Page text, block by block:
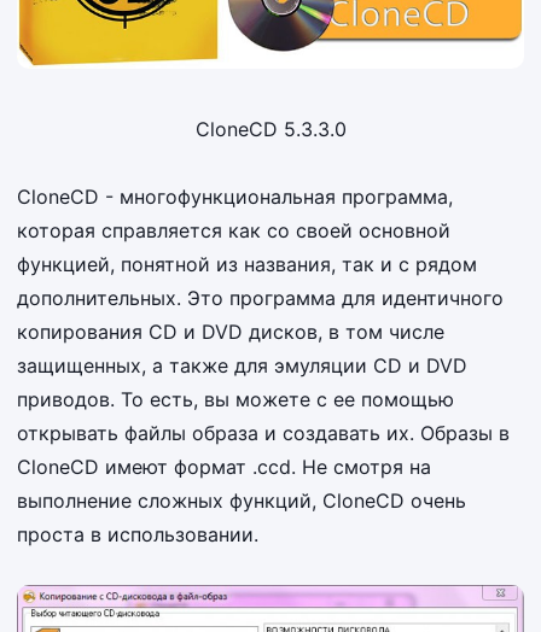
CloneCD 5.3.3.0
CloneCD - многофункциональная программа,
которая справляется как со своей основной
функцией, понятной из названия, так и с рядом
дополнительных. Это программа для идентичного
копирования CD и DVD дисков, в том числе
защищенных, а также для эмуляции CD и DVD
приводов. То есть, вы можете с ее помощью
открывать файлы образа и создавать их. Образы в
CloneCD имеют формат .ccd. Не смотря на
выполнение сложных функций, CloneCD очень
проста в использовании.